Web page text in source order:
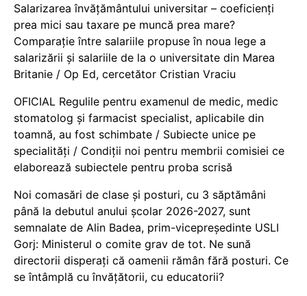
Salarizarea învățământului universitar – coeficienți
prea mici sau taxare pe muncă prea mare?
Comparație între salariile propuse în noua lege a
salarizării și salariile de la o universitate din Marea
Britanie / Op Ed, cercetător Cristian Vraciu
OFICIAL Regulile pentru examenul de medic, medic
stomatolog și farmacist specialist, aplicabile din
toamnă, au fost schimbate / Subiecte unice pe
specialități / Condiții noi pentru membrii comisiei ce
elaborează subiectele pentru proba scrisă
Noi comasări de clase și posturi, cu 3 săptămâni
până la debutul anului școlar 2026-2027, sunt
semnalate de Alin Badea, prim-vicepreședinte USLI
Gorj: Ministerul o comite grav de tot. Ne sună
directorii disperați că oamenii rămân fără posturi. Ce
se întâmplă cu învățătorii, cu educatorii?